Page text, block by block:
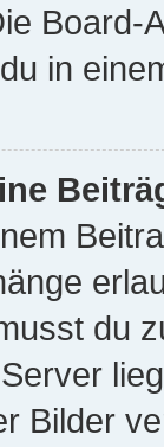
Board-
in
du
Bilder